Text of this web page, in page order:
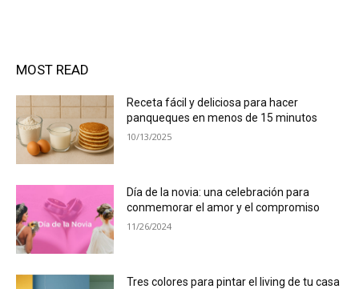
MOST READ
Receta fácil y deliciosa para hacer
panqueques en menos de 15 minutos
10/13/2025
Día de la novia: una celebración para
conmemorar el amor y el compromiso
11/26/2024
Tres colores para pintar el living de tu casa